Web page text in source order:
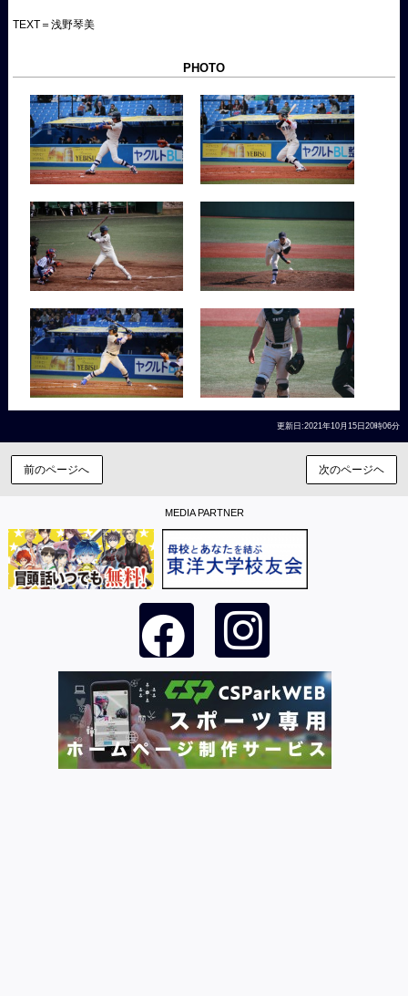
TEXT＝浅野琴美
PHOTO
更新日:2021年10月15日20時06分
前のページへ 次のページヘ
MEDIA PARTNER